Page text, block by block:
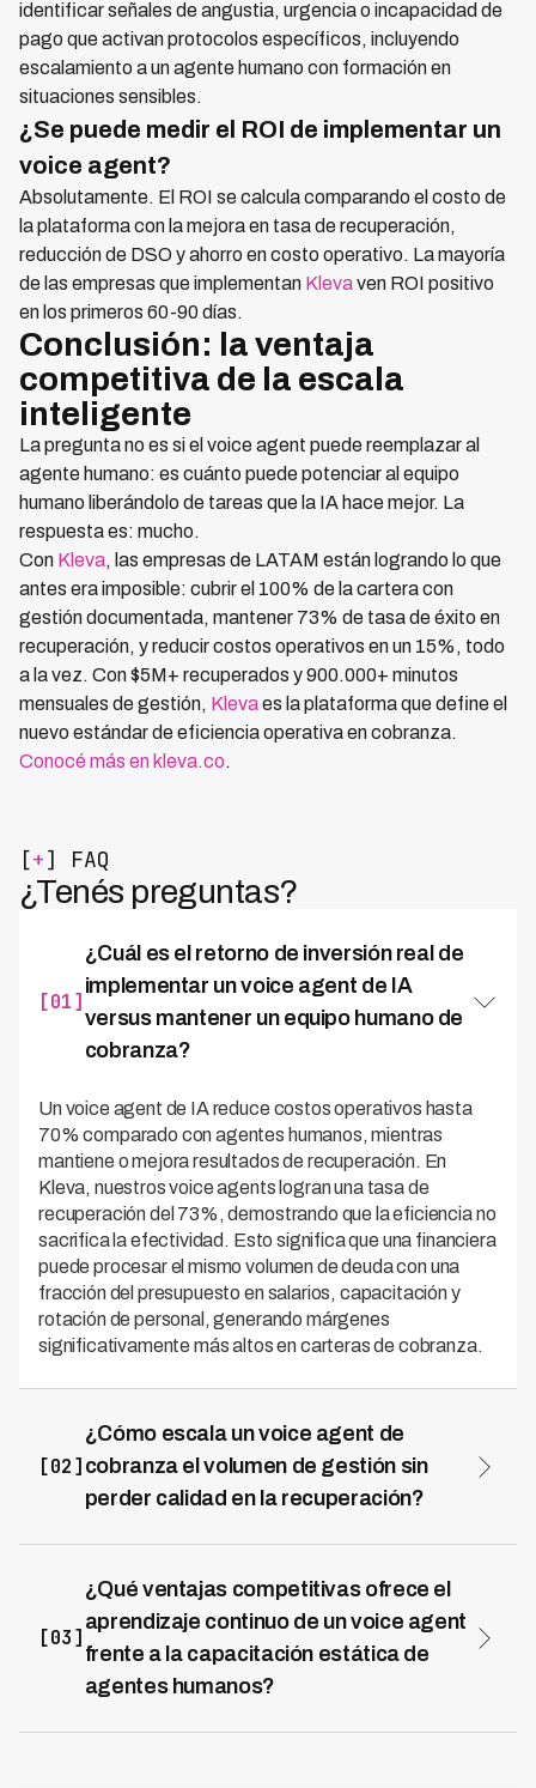
identificar señales de angustia, urgencia o incapacidad de
pago que activan protocolos específicos, incluyendo
escalamiento a un agente humano con formación en
situaciones sensibles.
¿Se puede medir el ROI de implementar un
voice agent?
Absolutamente. El ROI se calcula comparando el costo de
la plataforma con la mejora en tasa de recuperación,
reducción de DSO y ahorro en costo operativo. La mayoría
de las empresas que implementan Klevaven ROI positivo
en los primeros 60-90 días.
Conclusión: la ventaja
competitiva de la escala
inteligente
La pregunta no es si el voice agent puede reemplazar al
agente humano: es cuánto puede potenciar al equipo
humano liberándolo de tareas que la IA hace mejor. La
respuesta es: mucho.
Con Kleva, las empresas de LATAM están logrando lo que
antes era imposible: cubrir el 100% de la cartera con
gestión documentada, mantener 73% de tasa de éxito en
recuperación, y reducir costos operativos en un 15%, todo
a la vez. Con $5M+ recuperados y 900.000+ minutos
mensuales de gestión, Klevaes la plataforma que define el
nuevo estándar de eficiencia operativa en cobranza.
Conocé más en kleva.co.
[+] FAQ
¿Tenés preguntas?
[01]
¿Cuál es el retorno de inversión real de
implementar un voice agent de IA
versus mantener un equipo humano de
cobranza?
Un voice agent de IA reduce costos operativos hasta
70% comparado con agentes humanos, mientras
mantiene o mejora resultados de recuperación. En
Kleva, nuestros voice agents logran una tasa de
recuperación del 73%, demostrando que la eficiencia no
sacrifica la efectividad. Esto significa que una financiera
puede procesar el mismo volumen de deuda con una
fracción del presupuesto en salarios, capacitación y
rotación de personal, generando márgenes
significativamente más altos en carteras de cobranza.
[02]
¿Cómo escala un voice agent de
cobranza el volumen de gestión sin
perder calidad en la recuperación?
limitaciones de horario laboral, capacidad que ningún
gestiona típicamente 50-100 casos diarios; un voice
agent maneja miles en paralelo mientras aprende
continuamente de cada interacción para mejorar sus
LATAM con esta capacidad de escala masiva,
[03]
¿Qué ventajas competitivas ofrece el
aprendizaje continuo de un voice agent
frente a la capacitación estática de
agentes humanos?